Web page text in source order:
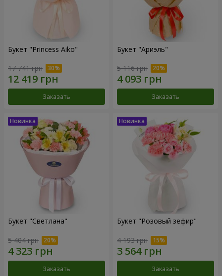
Букет "Princess Aiko"
17 741 грн
Заказать
Букет "Ариэль"
5 116 грн
Заказать
Букет "Светлана"
5 404 грн
Заказать
Букет "Розовый зефир"
4 193 грн
Заказать